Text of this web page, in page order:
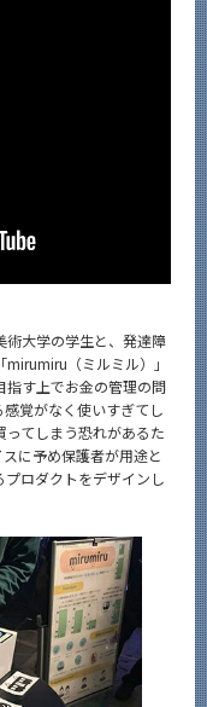
術大学の学生と、発達障
（ミルミル）」
指す上でお金の管理の問
覚がなく使いすぎてし
てしまう恐れがあるた
に予め保護者が用途と
ロダクトをデザインし